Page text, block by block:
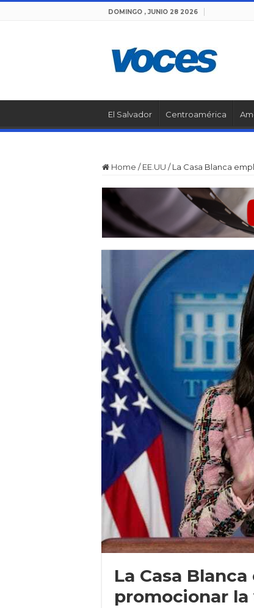
DOMINGO , JUNIO 28 2026
El Salvador Centroamérica
Home / EE.UU / La Casa Blanca
La Casa
promocionar